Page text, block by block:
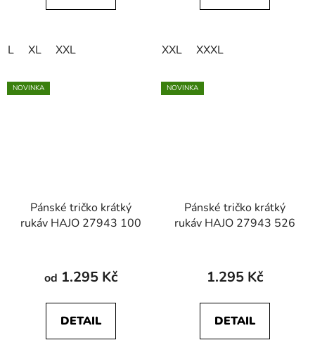
L XL XXL XXL XXXL
NOVINKA
Pánské tričko krátký
rukáv HAJO 27943 100
od 1.295 Kč
DETAIL
NOVINKA
Pánské tričko krátký
rukáv HAJO 27943 526
1.295 Kč
DETAIL